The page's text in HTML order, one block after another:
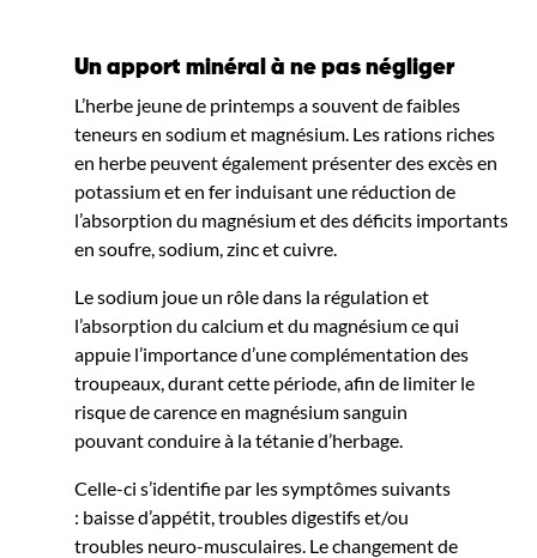
Un apport minéral à ne pas négliger
L’herbe jeune de printemps a souvent de faibles
teneurs en sodium et magnésium. Les rations riches
en herbe peuvent également présenter des excès en
potassium et en fer induisant une réduction de
l’absorption du magnésium et des déficits importants
en soufre, sodium, zinc et cuivre.
Le sodium joue un rôle dans la régulation et
l’absorption du calcium et du magnésium ce qui
appuie l’importance d’une complémentation des
troupeaux, durant cette période, afin de limiter le
risque de carence en magnésium sanguin
pouvant conduire à la tétanie d’herbage.
Celle-ci s’identifie par les symptômes suivants
: baisse d’appétit, troubles digestifs et/ou
troubles neuro-musculaires. Le changement de